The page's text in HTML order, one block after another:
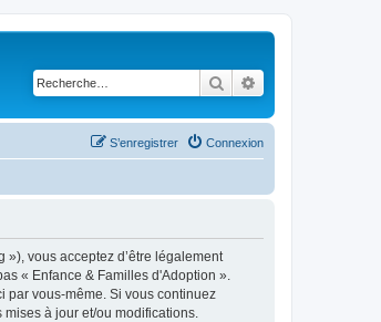
Rechercher
Connexion
S’enregistrer
vous acceptez d’être légalement
« Enfance & Familles d'Adoption ».
par vous-même. Si vous continuez
à jour et/ou modifications.